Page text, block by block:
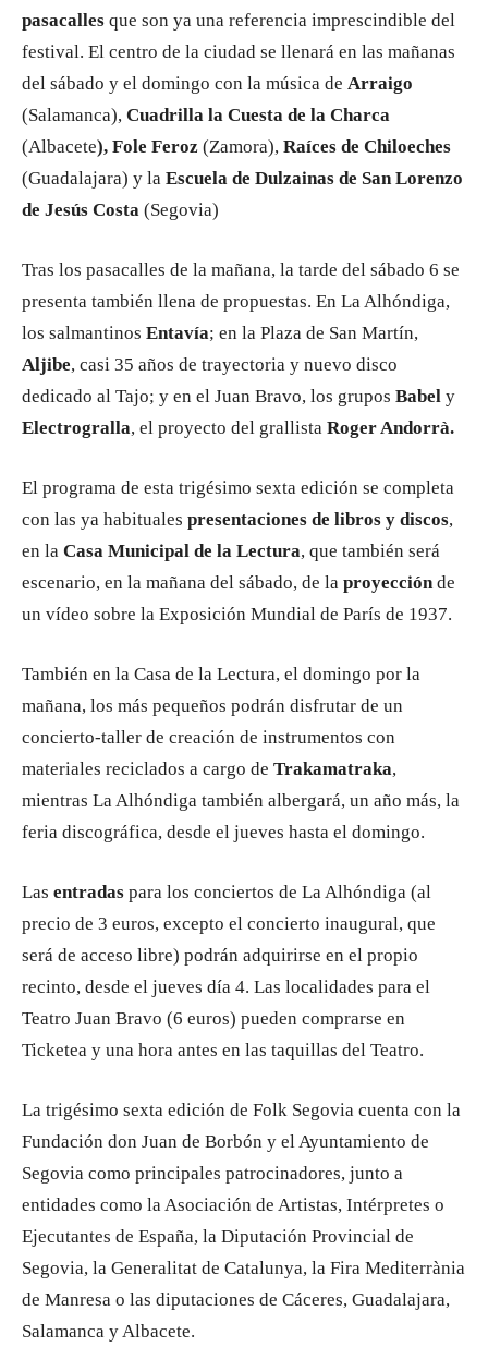
pasacalles que son ya una referencia imprescindible del
festival. El centro de la ciudad se llenará en las mañanas
del sábado y el domingo con la música de Arraigo
(Salamanca), Cuadrilla la Cuesta de la Charca
(Albacete), Fole Feroz (Zamora), Raíces de Chiloeches
(Guadalajara) y la Escuela de Dulzainas de San Lorenzo
de Jesús Costa (Segovia)
Tras los pasacalles de la mañana, la tarde del sábado 6 se
presenta también llena de propuestas. En La Alhóndiga,
los salmantinos Entavía; en la Plaza de San Martín,
Aljibe, casi 35 años de trayectoria y nuevo disco
dedicado al Tajo; y en el Juan Bravo, los grupos Babel y
Electrogralla, el proyecto del grallista Roger Andorrà.
El programa de esta trigésimo sexta edición se completa
con las ya habituales presentaciones de libros y discos,
en la Casa Municipal de la Lectura, que también será
escenario, en la mañana del sábado, de la proyecciónde
un vídeo sobre la Exposición Mundial de París de 1937.
También en la Casa de la Lectura, el domingo por la
mañana, los más pequeños podrán disfrutar de un
concierto-taller de creación de instrumentos con
materiales reciclados a cargo de Trakamatraka,
mientras La Alhóndiga también albergará, un año más, la
feria discográfica, desde el jueves hasta el domingo.
Las entradas para los conciertos de La Alhóndiga (al
precio de 3 euros, excepto el concierto inaugural, que
será de acceso libre) podrán adquirirse en el propio
recinto, desde el jueves día 4. Las localidades para el
Teatro Juan Bravo (6 euros) pueden comprarse en
Ticketea y una hora antes en las taquillas del Teatro.
La trigésimo sexta edición de Folk Segovia cuenta con la
Fundación don Juan de Borbón y el Ayuntamiento de
Segovia como principales patrocinadores, junto a
entidades como la Asociación de Artistas, Intérpretes o
Ejecutantes de España, la Diputación Provincial de
Segovia, la Generalitat de Catalunya, la Fira Mediterrània
de Manresa o las diputaciones de Cáceres, Guadalajara,
Salamanca y Albacete.